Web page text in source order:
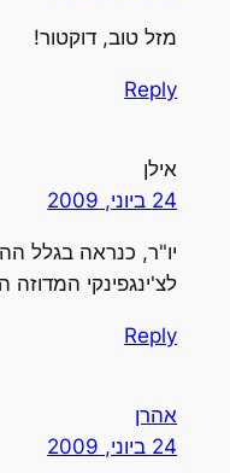
מזל טוב, דוקטור!
Reply
אילן
24 ביוני, 2009
יו"ר, כנראה בגלל
לצ'ינגפינקי
Reply
אהרן
24 ביוני, 2009